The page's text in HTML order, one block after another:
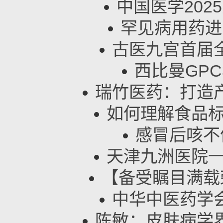
中国医学
罕见病用药
古医九宫首届
西比曼
瑞竹医药：打造
如何理解食品
感冒后咳
天津九洲医院
【备受瞩目满
中华中医药学